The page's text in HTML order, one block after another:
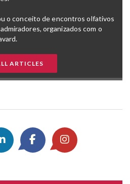
o conceito de encontros olfativos
organizados com o
ARTICLES